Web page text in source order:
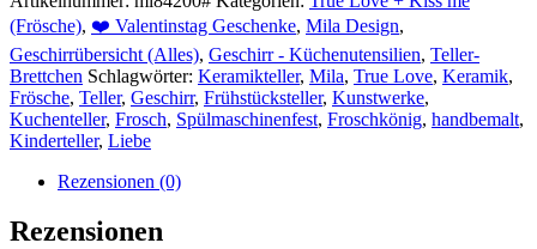
(Frösche), ❤️ Valentinstag Geschenke, Mila Design,
Geschirrübersicht (Alles), Geschirr - Küchenutensilien, Teller-
Brettchen Schlagwörter: Keramikteller, Mila, True Love, Keramik,
Frösche, Teller, Geschirr, Frühstücksteller, Kunstwerke,
Kuchenteller, Frosch, Spülmaschinenfest, Froschkönig, handbemalt,
Kinderteller, Liebe
Rezensionen (0)
Rezensionen